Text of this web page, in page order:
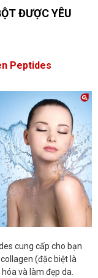
ĐƯỢC YÊU
Peptides
cung cấp cho bạn
(đặc biệt là
và làm đẹp da.